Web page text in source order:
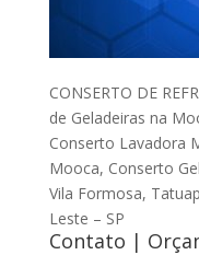
CONSERTO DE
de Geladeiras na
Conserto Lavadora
Mooca, Conserto
Vila Formosa,
Leste – SP
Contato |